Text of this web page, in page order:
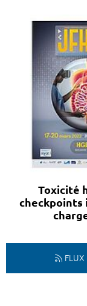
Toxicité
checkpoints
FLUX